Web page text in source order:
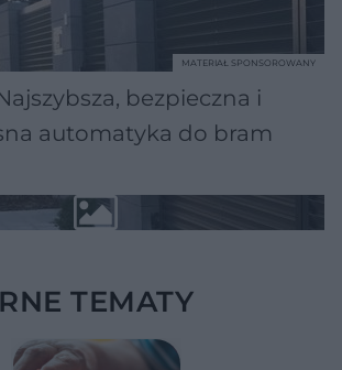
bezpieczna i
automatyka do bram
MATERIAŁ SPONSOROWANY
TEMATY